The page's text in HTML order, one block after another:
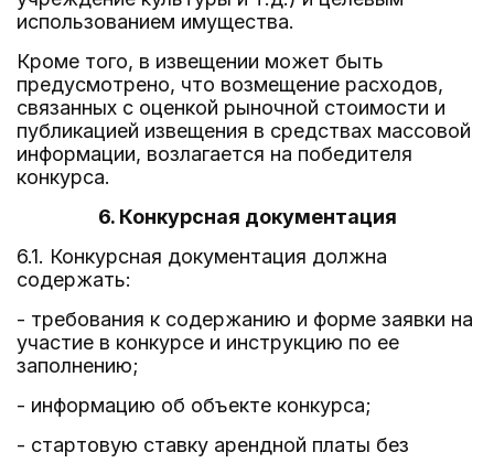
использованием имущества.
Кроме того, в извещении может быть
предусмотрено, что возмещение расходов,
связанных с оценкой рыночной стоимости и
публикацией извещения в средствах массовой
информации, возлагается на победителя
конкурса.
6. Конкурсная документация
6.1. Конкурсная документация должна
содержать:
- требования к содержанию и форме заявки на
участие в конкурсе и инструкцию по ее
заполнению;
- информацию об объекте конкурса;
- стартовую ставку арендной платы без